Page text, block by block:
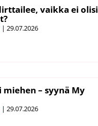
vaikka ei olisi
| 29.07.2026
– syynä My
| 29.07.2026